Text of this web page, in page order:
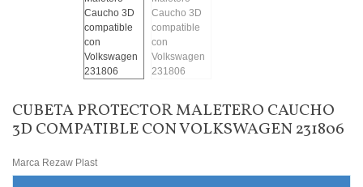
CUBETA PROTECTOR MALETERO CAUCHO
3D COMPATIBLE CON VOLKSWAGEN 231806
Marca Rezaw Plast